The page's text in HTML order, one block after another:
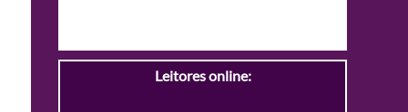
Leitores online: